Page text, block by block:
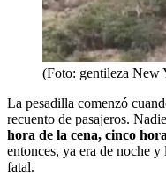
(Foto: gentileza New
La pesadilla comenzó
recuento de pasajeros.
hora de la cena, cinco
entonces, ya era de noche
fatal.